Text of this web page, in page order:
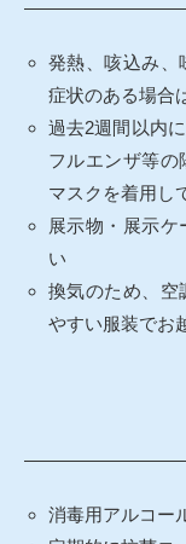
発熱、咳込み、
症状のある場合
過去2週間以内
フルエンザ等の
マスクを着用し
展示物・展示
い
換気のため、空
やすい服装でお
消毒用アルコー